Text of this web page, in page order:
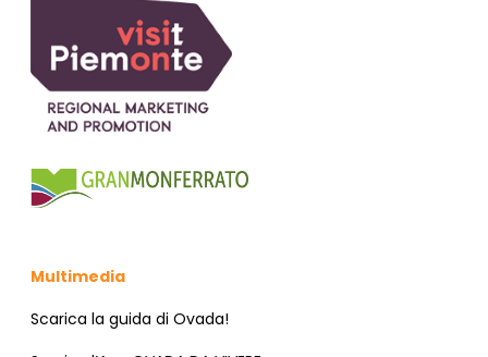
Multimedia
Scarica la guida di Ovada!